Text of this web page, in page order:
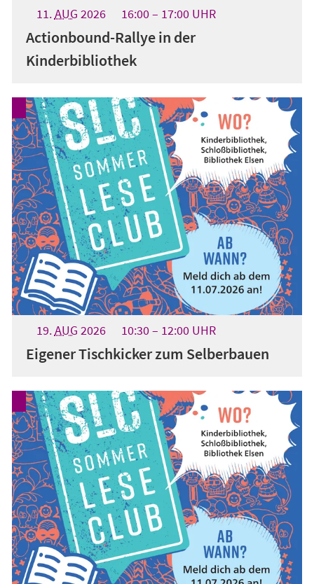
11.AUG 2026 16:00 17:00UHR
Actionbound-Rallye in der
Kinderbibliothek
19.AUG 2026 10:30 12:00UHR
Eigener Tischkicker zum Selberbauen